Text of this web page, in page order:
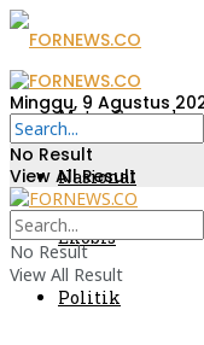
Metro Sumsel
Nasional
Ekobis
Politik
Minggu, 9 Agustus
No Result
View All Result
No Result
View All Result